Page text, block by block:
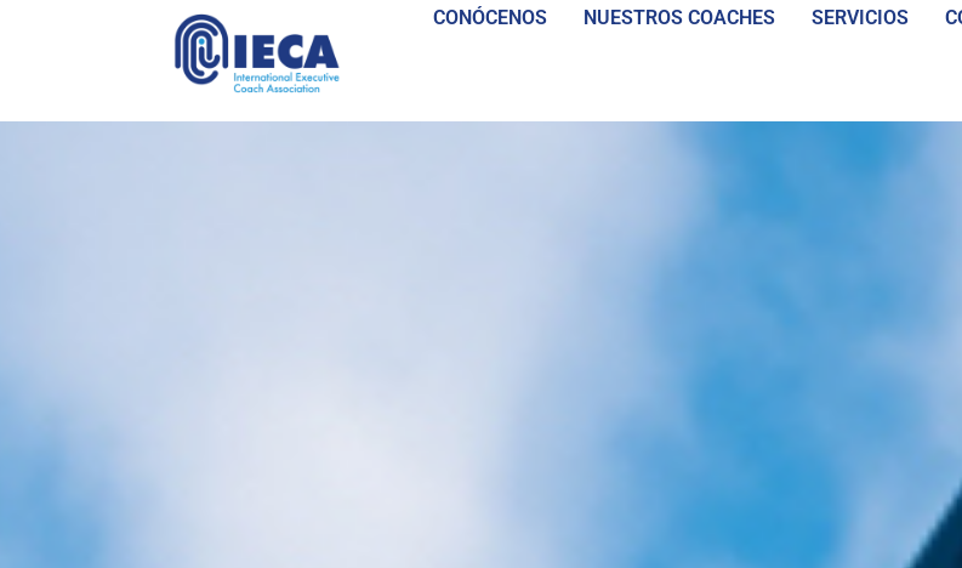
CONÓCENOS NUESTROS COACHES SERVICIOS